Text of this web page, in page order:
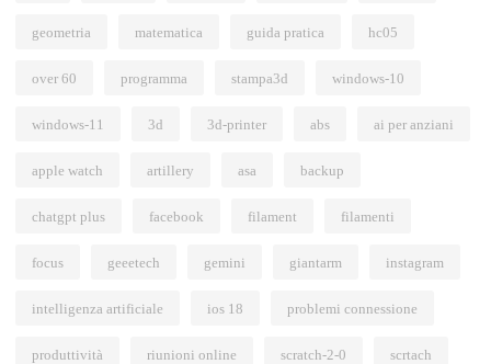
geometria matematica guida pratica hc05
over 60 programma stampa3d windows-10
windows-11 3d 3d-printer abs ai per anziani
apple watch artillery asa backup
chatgpt plus facebook filament filamenti
focus geeetech gemini giantarm instagram
intelligenza artificiale ios 18 problemi connessione
produttività riunioni online scratch-2-0 scrtach